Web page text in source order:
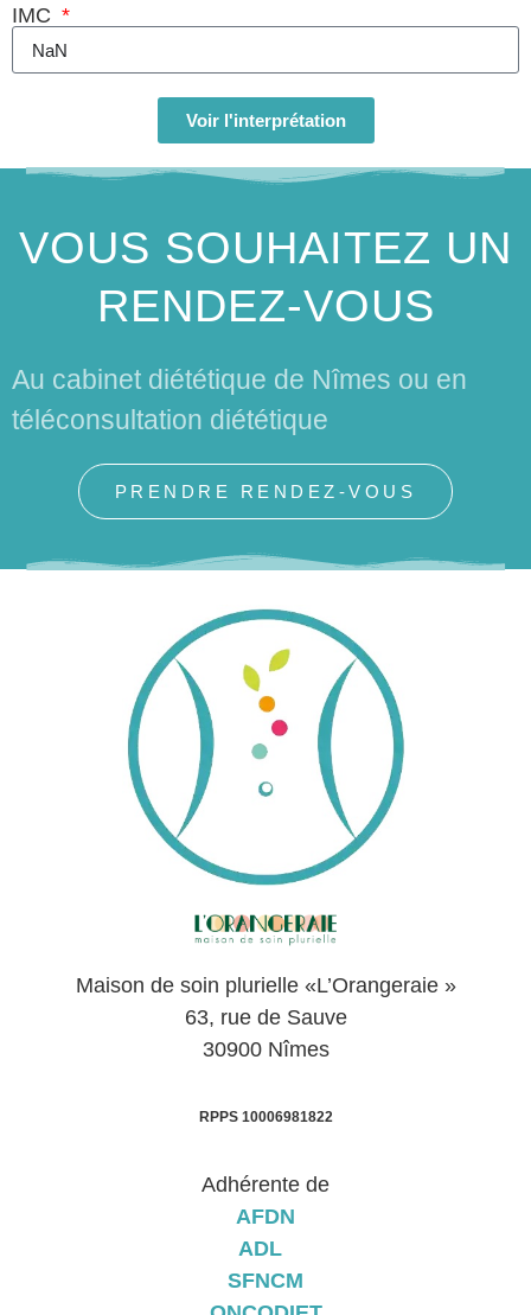
IMC
Calculez
Voir l'interprétation
VOUS SOUHAITEZ UN
RENDEZ-VOUS
Au cabinet diététique de Nîmes ou en
téléconsultation diététique
PRENDRE RENDEZ-VOUS
Maison de soin plurielle «L’Orangeraie »
63, rue de Sauve
30900 Nîmes
RPPS 10006981822
Adhérente de
AFDN
ADL
SFNCM